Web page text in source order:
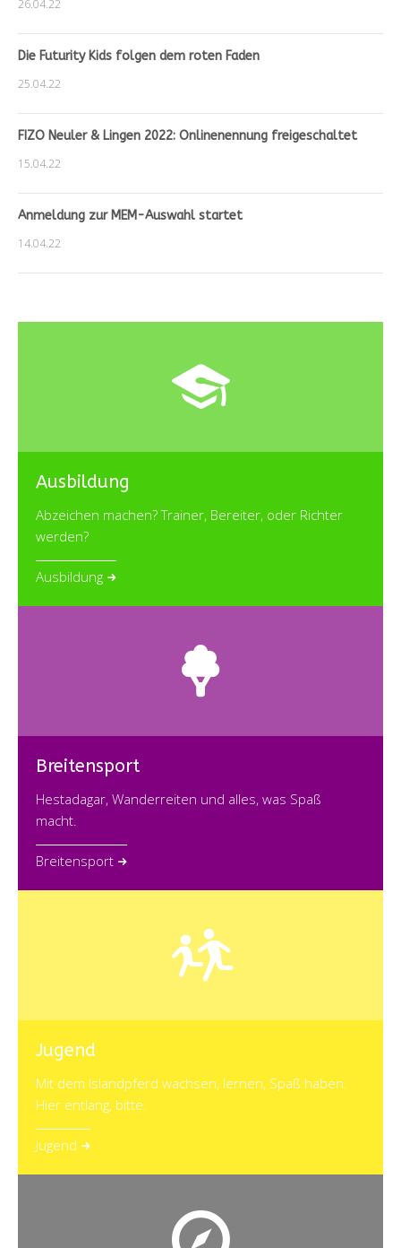
26.04.22
Die Futurity Kids folgen dem roten Faden
25.04.22
FIZO Neuler & Lingen 2022: Onlinenennung freigeschaltet
15.04.22
Anmeldung zur MEM-Auswahl startet
14.04.22
Ausbildung
Abzeichen machen? Trainer, Bereiter, oder Richter
werden?
Ausbildung
Breitensport
Hestadagar, Wanderreiten und alles, was Spaß
macht.
Breitensport
Jugend
Mit dem Islandpferd wachsen, lernen, Spaß haben.
Hier entlang, bitte.
Jugend